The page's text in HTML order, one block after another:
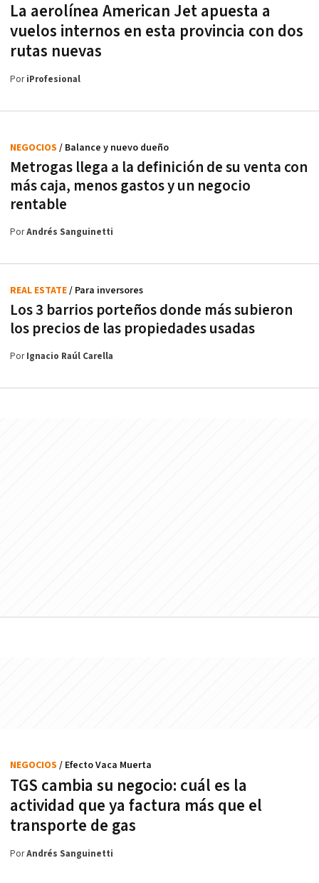
La aerolínea American Jet apuesta a
vuelos internos en esta provincia con dos
rutas nuevas
PoriProfesional
Metrogas llega a la definición de su venta con
más caja, menos gastos y un negocio
rentable
NEGOCIOS / Balance y nuevo dueño
PorAndrés Sanguinetti
Los 3 barrios porteños donde más subieron
los precios de las propiedades usadas
REAL ESTATE/ Para inversores
PorIgnacio Raúl Carella
TGS cambia su negocio: cuál es la
actividad que ya factura más que el
transporte de gas
NEGOCIOS / Efecto Vaca Muerta
PorAndrés Sanguinetti